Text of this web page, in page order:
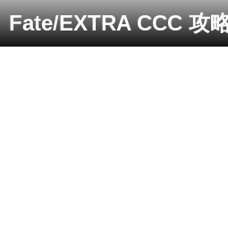
Fate/EXTRA CCC 攻